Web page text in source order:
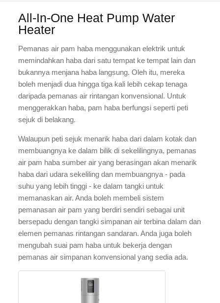
All-In-One Heat Pump Water
Heater
Pemanas air pam haba menggunakan elektrik untuk
memindahkan haba dari satu tempat ke tempat lain dan
bukannya menjana haba langsung. Oleh itu, mereka
boleh menjadi dua hingga tiga kali lebih cekap tenaga
daripada pemanas air rintangan konvensional. Untuk
menggerakkan haba, pam haba berfungsi seperti peti
sejuk di belakang.
Walaupun peti sejuk menarik haba dari dalam kotak dan
membuangnya ke dalam bilik di sekelilingnya, pemanas
air pam haba sumber air yang berasingan akan menarik
haba dari udara sekeliling dan membuangnya - pada
suhu yang lebih tinggi - ke dalam tangki untuk
memanaskan air. Anda boleh membeli sistem
pemanasan air pam yang berdiri sendiri sebagai unit
bersepadu dengan tangki simpanan air terbina dalam dan
elemen pemanas rintangan sandaran. Anda juga boleh
mengubah suai pam haba untuk bekerja dengan
pemanas air simpanan konvensional yang sedia ada.